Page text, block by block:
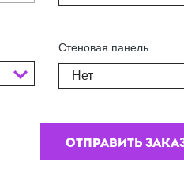
Стеновая панель
Нет